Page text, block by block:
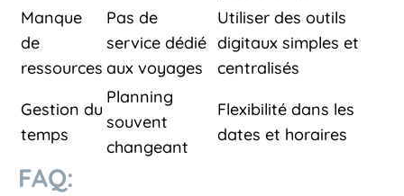
Manque
de
ressources
Pas de
service dédié
aux voyages
Utiliser des outils
digitaux simples et
centralisés
Gestion du
temps
Planning
souvent
changeant
Flexibilité dans les
dates et horaires
FAQ: